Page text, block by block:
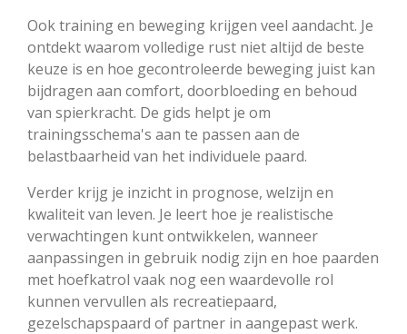
Ook training en beweging krijgen veel aandacht. Je
ontdekt waarom volledige rust niet altijd de beste
keuze is en hoe gecontroleerde beweging juist kan
bijdragen aan comfort, doorbloeding en behoud
van spierkracht. De gids helpt je om
trainingsschema's aan te passen aan de
belastbaarheid van het individuele paard.
Verder krijg je inzicht in prognose, welzijn en
kwaliteit van leven. Je leert hoe je realistische
verwachtingen kunt ontwikkelen, wanneer
aanpassingen in gebruik nodig zijn en hoe paarden
met hoefkatrol vaak nog een waardevolle rol
kunnen vervullen als recreatiepaard,
gezelschapspaard of partner in aangepast werk.